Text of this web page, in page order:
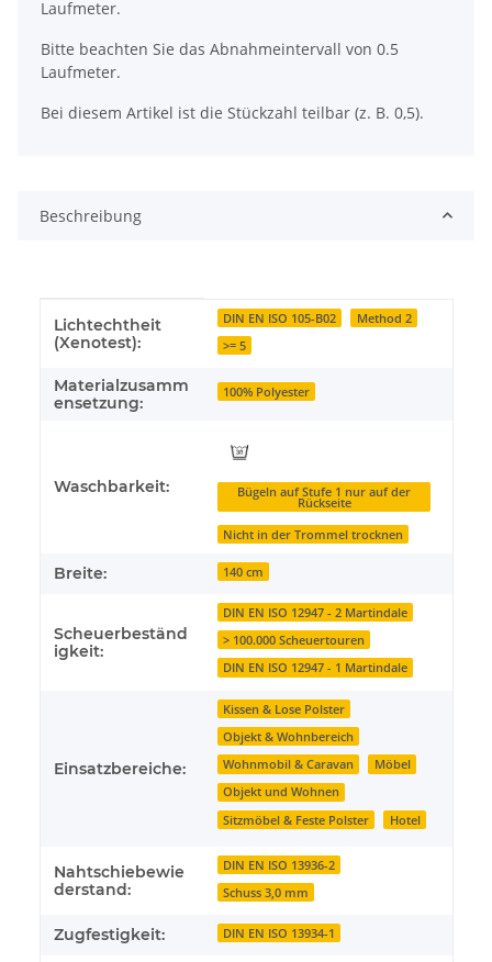
Laufmeter.
Bitte beachten Sie das Abnahmeintervall von 0.5
Laufmeter.
Bei diesem Artikel ist die Stückzahl teilbar (z. B. 0,5).
Beschreibung
Produkteigenschaft
Wert
Lichtechtheit
(Xenotest):
DIN EN ISO 105-B02
Method 2
>= 5
Materialzusamm
ensetzung:
100% Polyester
Waschbarkeit: Bügeln auf Stufe 1 nur auf der
Rückseite
Nicht in der Trommel trocknen
Breite: 140 cm
Scheuerbeständ
igkeit:
DIN EN ISO 12947 - 2 Martindale
> 100.000 Scheuertouren
DIN EN ISO 12947 - 1 Martindale
Einsatzbereiche:
Kissen & Lose Polster
Objekt & Wohnbereich
Wohnmobil & Caravan
Möbel
Objekt und Wohnen
Sitzmöbel & Feste Polster
Hotel
Nahtschiebewie
derstand:
DIN EN ISO 13936-2
Schuss 3,0 mm
Zugfestigkeit: DIN EN ISO 13934-1